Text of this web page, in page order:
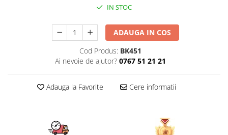
IN STOC
ADAUGA IN COS
Cod Produs: BK451
Ai nevoie de ajutor? 0767 51 21 21
Adauga la Favorite Cere informatii